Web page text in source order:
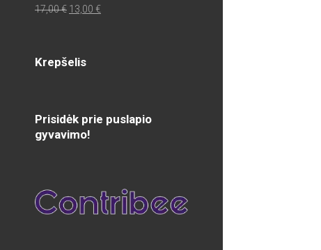
17,00€ Original
13,00 €Current
Krepšelis
Prisidėk prie puslapio
gyvavimo!